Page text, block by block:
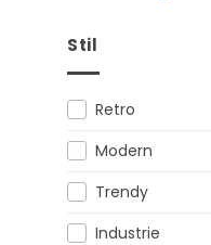
Stil
Retro
Modern
Trendy
Industrie